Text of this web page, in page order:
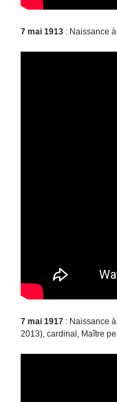
7 mai 1913 : Naissance
7 mai 1917 : Naissance
2013), cardinal, Maître